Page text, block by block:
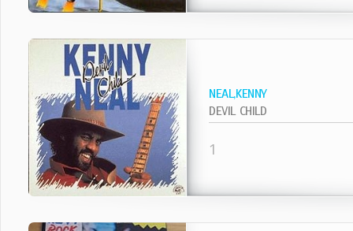
NEAL,KENNY
DEVIL CHILD
1